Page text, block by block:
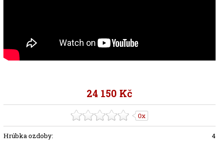
24 150 Kč
0x
Hrúbka ozdoby: 4